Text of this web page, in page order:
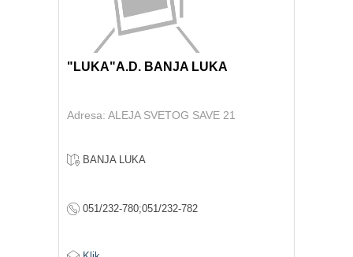
"LUKA"A.D. BANJA LUKA
Adresa: ALEJA SVETOG SAVE 21
BANJA LUKA
051/232-780;051/232-782